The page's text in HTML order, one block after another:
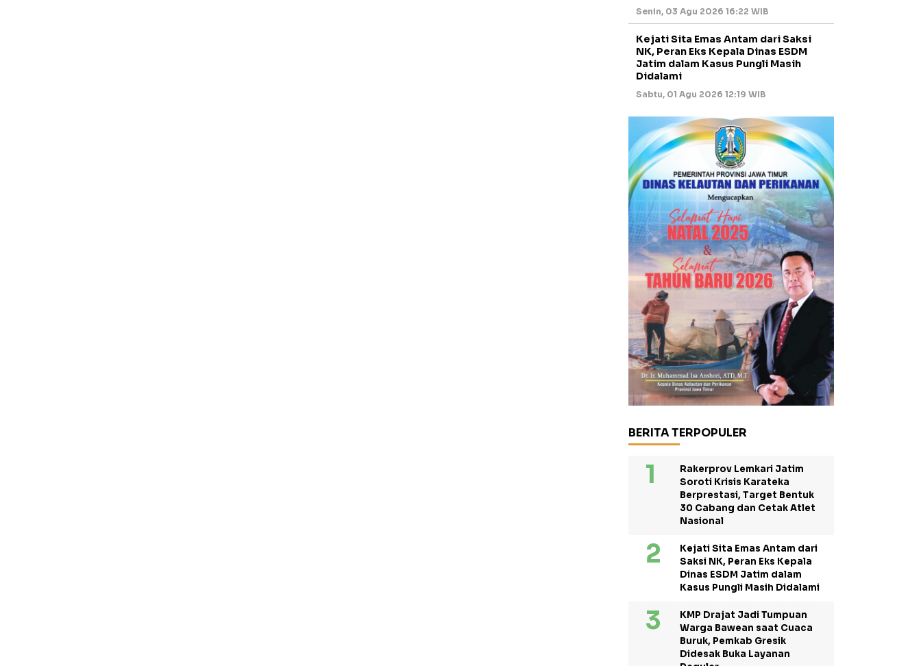
Senin, 03 Agu 2026 16:22 WIB
Kejati Sita Emas Antam dari Saksi
NK, Peran Eks Kepala Dinas ESDM
Jatim dalam Kasus Pungli Masih
Didalami
Sabtu, 01 Agu 2026 12:19 WIB
BERITA TERPOPULER
Rakerprov Lemkari Jatim
Soroti Krisis Karateka
Berprestasi, Target Bentuk
30 Cabang dan Cetak Atlet
Nasional
Kejati Sita Emas Antam dari
Saksi NK, Peran Eks Kepala
Dinas ESDM Jatim dalam
Kasus Pungli Masih Didalami
KMP Drajat Jadi Tumpuan
Warga Bawean saat Cuaca
Buruk, Pemkab Gresik
Didesak Buka Layanan